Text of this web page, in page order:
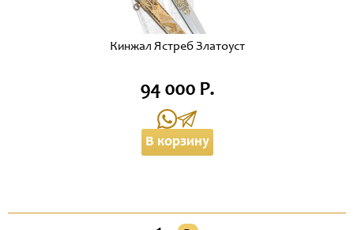
Кинжал Ястреб Златоуст
94 000 Р.
В корзину